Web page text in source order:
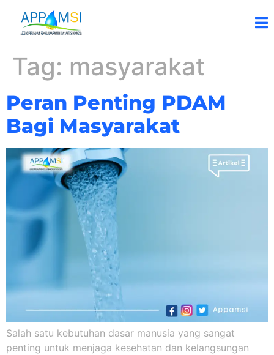
Tag: masyarakat
Peran Penting PDAM
Bagi Masyarakat
Salah satu kebutuhan dasar manusia yang sangat
penting untuk menjaga kesehatan dan kelangsungan